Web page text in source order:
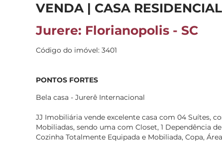
VENDA | CASA RESIDENCIAL
Jurere: Florianopolis - SC
Código do imóvel: 3401
PONTOS FORTES
Bela casa - Jurerê Internacional
JJ Imobiliária vende excelente casa com 04 Suítes,
Mobiliadas, sendo uma com Closet, 1 Dependência
Cozinha Totalmente Equipada e Mobiliada, Copa,